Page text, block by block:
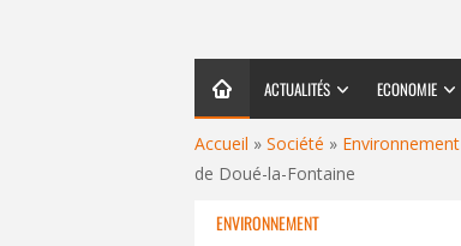
ACTUALITÉS ECONOMIE
Accueil » Société » Environnement
de Doué-la-Fontaine
ENVIRONNEMENT